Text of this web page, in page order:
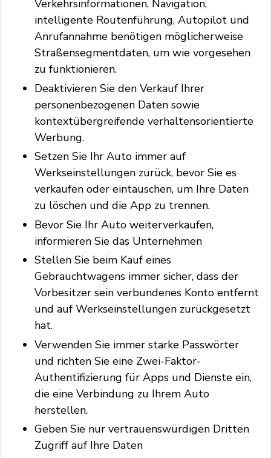
Verkehrsinformationen, Navigation,
intelligente Routenführung, Autopilot und
Anrufannahme benötigen möglicherweise
Straßensegmentdaten, um wie vorgesehen
zu funktionieren.
Deaktivieren Sie den Verkauf Ihrer
personenbezogenen Daten sowie
kontextübergreifende verhaltensorientierte
Werbung.
Setzen Sie Ihr Auto immer auf
Werkseinstellungen zurück, bevor Sie es
verkaufen oder eintauschen, um Ihre Daten
zu löschen und die App zu trennen.
Bevor Sie Ihr Auto weiterverkaufen,
informieren Sie das Unternehmen
Stellen Sie beim Kauf eines
Gebrauchtwagens immer sicher, dass der
Vorbesitzer sein verbundenes Konto entfernt
und auf Werkseinstellungen zurückgesetzt
hat.
Verwenden Sie immer starke Passwörter
und richten Sie eine Zwei-Faktor-
Authentifizierung für Apps und Dienste ein,
die eine Verbindung zu Ihrem Auto
herstellen.
Geben Sie nur vertrauenswürdigen Dritten
Zugriff auf Ihre Daten